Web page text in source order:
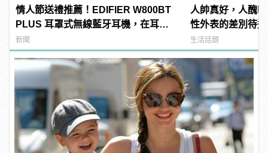
情人節送禮推薦！EDIFIER W800BT
PLUS 耳罩式無線藍牙耳機，在耳邊
傾訴甜言蜜語
新聞
人帥真好，人醜
性外表的差別待
生活話題